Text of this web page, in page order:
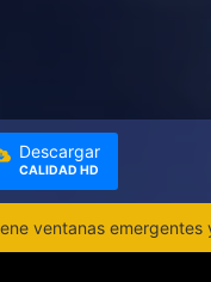
Descargar
CALIDAD HD
ventanas